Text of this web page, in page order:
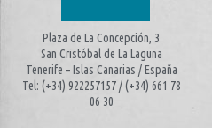
Plaza de La Concepción, 3
San Cristóbal de La Laguna
Tenerife – Islas Canarias / España
Tel: (+34) 922257157 / (+34) 661 78
06 30